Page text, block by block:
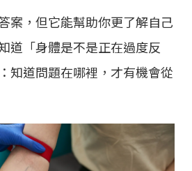
案，但它能幫助你更了解自己
道「身體是不是正在過度反
知道問題在哪裡，才有機會從